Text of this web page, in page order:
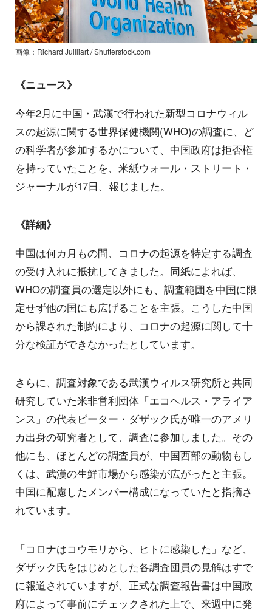
画像：Richard Juilliart / Shutterstock.com
《ニュース》
今年2月に中国・武漢で行われた新型コロナウィル
スの起源に関する世界保健機関(WHO)の調査に、ど
の科学者が参加するかについて、中国政府は拒否権
を持っていたことを、米紙ウォール・ストリート・
ジャーナルが17日、報じました。
《詳細》
中国は何カ月もの間、コロナの起源を特定する調査
の受け入れに抵抗してきました。同紙によれば、
WHOの調査員の選定以外にも、調査範囲を中国に限
定せず他の国にも広げることを主張。こうした中国
から課された制約により、コロナの起源に関して十
分な検証ができなかったとしています。
さらに、調査対象である武漢ウィルス研究所と共同
研究していた米非営利団体「エコヘルス・アライア
ンス」の代表ピーター・ダザック氏が唯一のアメリ
カ出身の研究者として、調査に参加しました。その
他にも、ほとんどの調査員が、中国西部の動物もし
くは、武漢の生鮮市場から感染が広がったと主張。
中国に配慮したメンバー構成になっていたと指摘さ
れています。
「コロナはコウモリから、ヒトに感染した」など、
ダザック氏をはじめとした各調査団員の見解はすで
に報道されていますが、正式な調査報告書は中国政
府によって事前にチェックされた上で、来週中に発